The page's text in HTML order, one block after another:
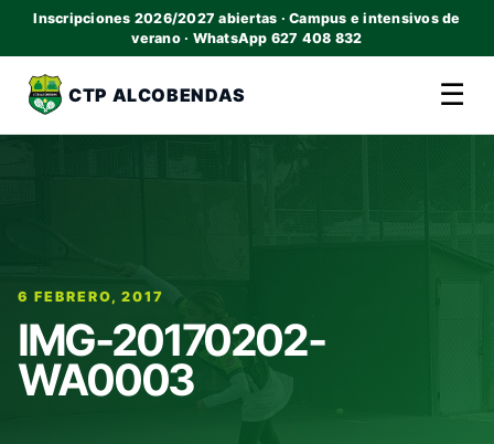
Inscripciones 2026/2027 abiertas · Campus e intensivos de
verano · WhatsApp 627 408 832
CTP ALCOBENDAS ☰
6 FEBRERO, 2017
IMG-20170202-
WA0003